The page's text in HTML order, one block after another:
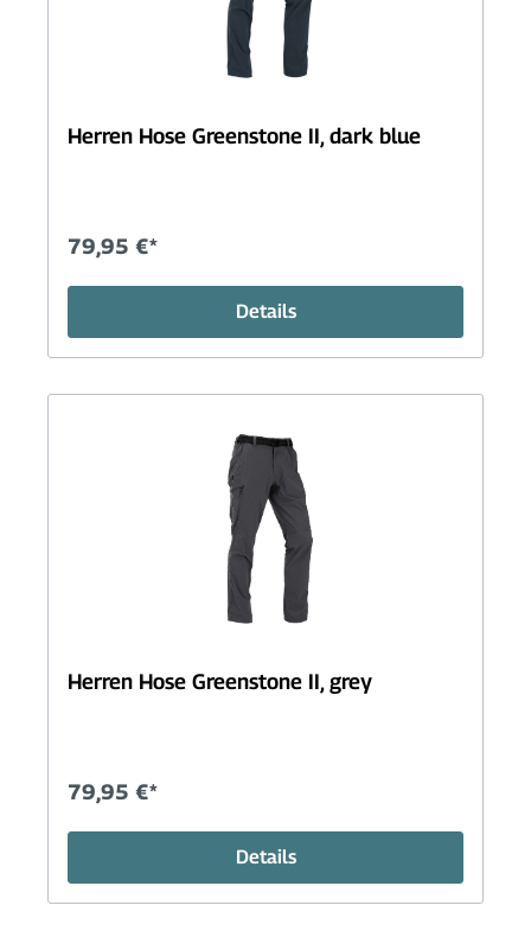
Herren Hose Greenstone II, dark blue
79,95 €*
Details
Herren Hose Greenstone II, grey
79,95 €*
Details